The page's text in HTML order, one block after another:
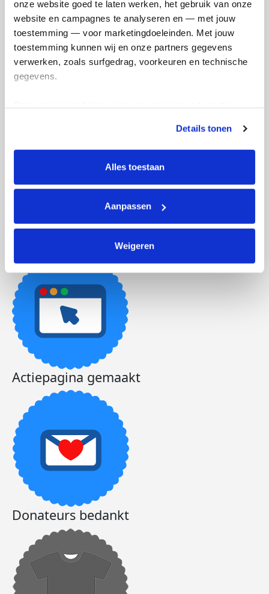
onze website goed te laten werken, het gebruik van onze
website en campagnes te analyseren en — met jouw
toestemming — voor marketingdoeleinden. Met jouw
toestemming kunnen wij en onze partners gegevens
verwerken, zoals surfgedrag, voorkeuren en technische
gegevens.
tonen. Je kunt je toestemming op elk moment wijzigen of
intrekken via Cookie instellingen onderaan de pagina. De
lijst met cookies is te vinden in het tabblad “details”.
Details tonen
Alles toestaan
Aanpassen
Weigeren
Ik wil bijdragen aan de transactiekosten
en betaal €0.75 extra.
Doneer nu
Streefbedrag
Badges
Actiepagina gemaakt
Donateurs bedankt